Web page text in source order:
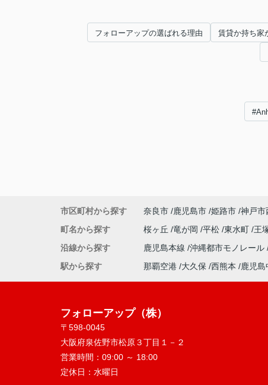
フォローアップの選ばれる理由 賃貸か持ち家
市区町村から探す 奈良市 鹿児島市 姫路市 神戸市
町名から探す
桜ヶ丘 竜が岡 平松 東水町 王
沿線から探す
鹿児島本線 沖縄都市モノレール
駅から探す
那覇空港 大久保 西熊本 鹿児島
フォローアップ（株）
〒598-0045
大阪府泉佐野市松原３丁目１－２
営業時間： 09:00 ～ 18:00
定休日： 水曜日